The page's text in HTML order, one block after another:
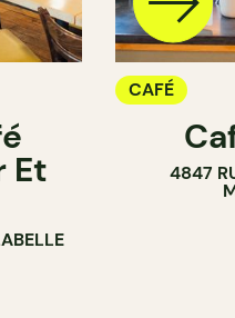
Et
CAFÉ
4847